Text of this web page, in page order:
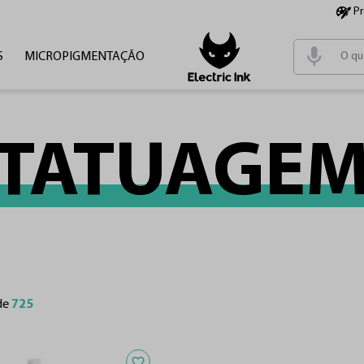
MICROPIGMENTAÇÃO
3 º pen
4º fonte
725
Adicionar aos favoritos